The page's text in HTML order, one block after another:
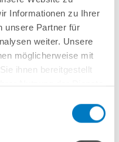
Informationen zu Ihrer
unsere Partner für
weiter. Unsere
möglicherweise mit
ihnen bereitgestellt
/ SPECK PlusPump 7( Made
50 mm